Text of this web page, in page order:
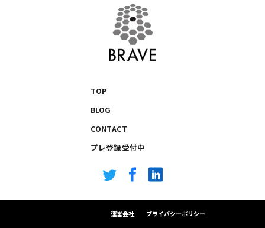
TOP
BLOG
CONTACT
プレ登録受付中
運営会社 プライバシーポリシー